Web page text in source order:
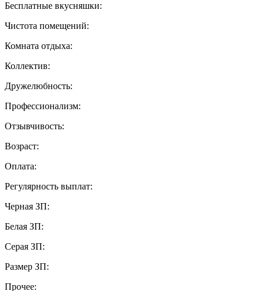
Бесплатные вкусняшки:
Чистота помещений:
Комната отдыха:
Коллектив:
Дружелюбность:
Профессионализм:
Отзывчивость:
Возраст:
Оплата:
Регулярность выплат:
Черная ЗП:
Белая ЗП:
Серая ЗП:
Размер ЗП:
Прочее: